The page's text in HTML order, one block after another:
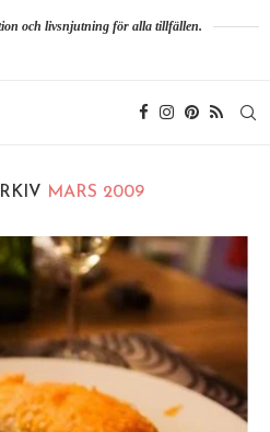
och livsnjutning för alla tillfällen.
MARS 2009